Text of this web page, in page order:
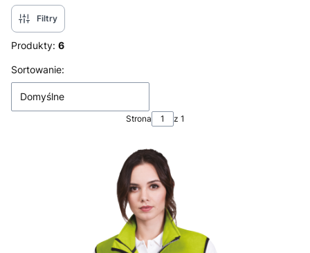
Filtry
Produkty: 6
Lista produktów
Sortowanie:
Domyślne
Strona z 1